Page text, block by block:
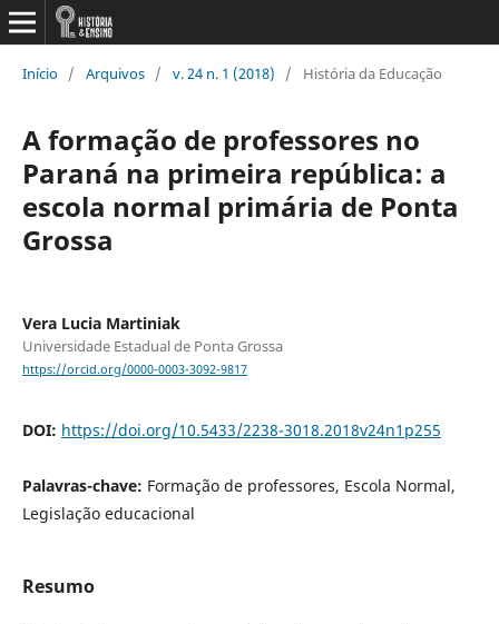
Início / Arquivos / v. 24 n. 1 (2018) / História da Educação
A formação de professores no
Paraná na primeira república: a
escola normal primária de Ponta
Grossa
Vera Lucia Martiniak
Universidade Estadual de Ponta Grossa
https://orcid.org/0000-0003-3092-9817
DOI: https://doi.org/10.5433/2238-3018.2018v24n1p255
Palavras-chave: Formação de professores, Escola Normal,
Legislação educacional
Resumo